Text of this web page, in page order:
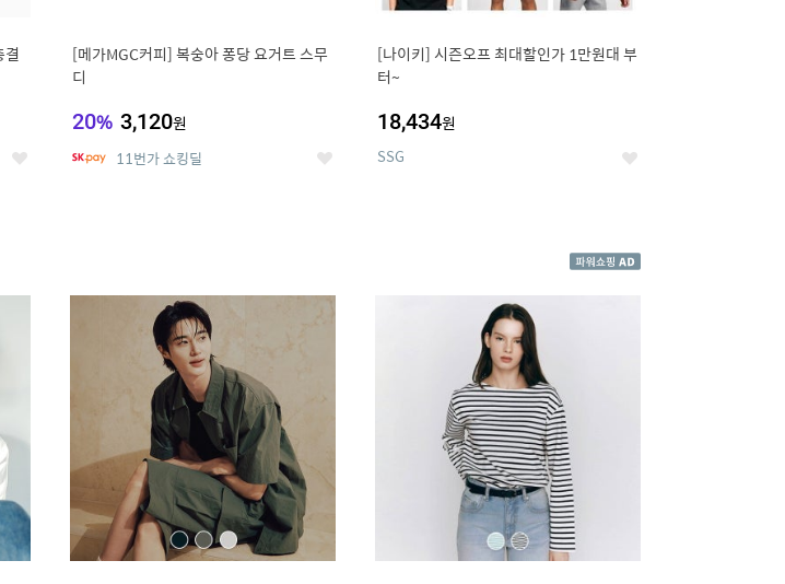
좋
[메가MGC커피] 복숭아 퐁당 요거트 스무
디
20% 3,120원
11번가 쇼킹딜 좋
[나이키] 시즌오프 최대할인가 1만원대 부
터~
18,434원
SSG 좋